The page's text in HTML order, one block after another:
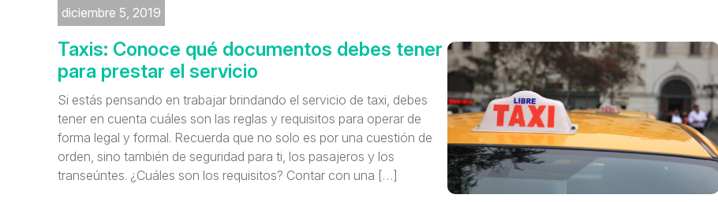
diciembre 5, 2019
Taxis: Conoce qué documentos debes tener
para prestar el servicio
Si estás pensando en trabajar brindando el servicio de taxi, debes
tener en cuenta cuáles son las reglas y requisitos para operar de
forma legal y formal. Recuerda que no solo es por una cuestión de
orden, sino también de seguridad para ti, los pasajeros y los
transeúntes. ¿Cuáles son los requisitos? Contar con una […]